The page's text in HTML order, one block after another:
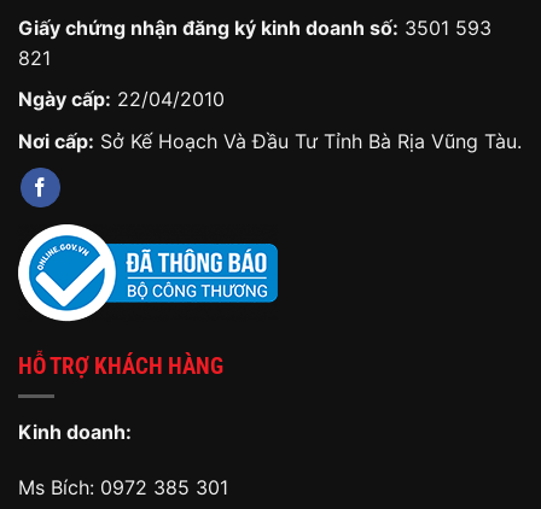
Giấy chứng nhận đăng ký kinh doanh số: 3501 593
821
Ngày cấp: 22/04/2010
Nơi cấp: Sở Kế Hoạch Và Đầu Tư Tỉnh Bà Rịa Vũng Tàu.
HỖ TRỢ KHÁCH HÀNG
Kinh doanh:
Ms Bích: 0972 385 301